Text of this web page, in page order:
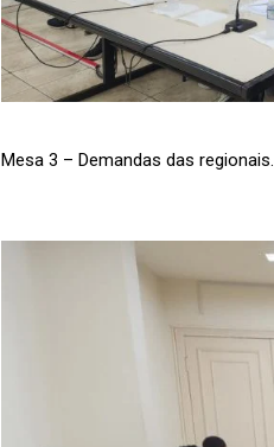
Mesa 3 – Demandas das regionais.